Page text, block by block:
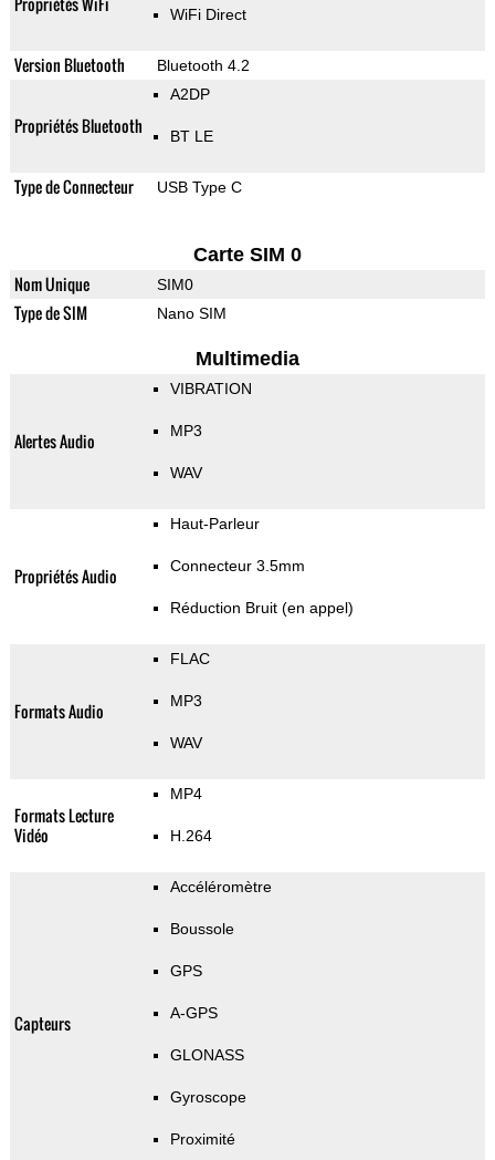
WiFi Direct
Version Bluetooth Bluetooth 4.2
Propriétés Bluetooth
A2DP
BT LE
Type de Connecteur USB Type C
Carte SIM 0
Nom Unique SIM0
Type de SIM Nano SIM
Multimedia
Alertes Audio
VIBRATION
MP3
WAV
Propriétés Audio
Haut-Parleur
Connecteur 3.5mm
Réduction Bruit (en appel)
Formats Audio
FLAC
MP3
WAV
Formats Lecture
Vidéo
MP4
H.264
Capteurs
Accéléromètre
Boussole
GPS
A-GPS
GLONASS
Gyroscope
Proximité